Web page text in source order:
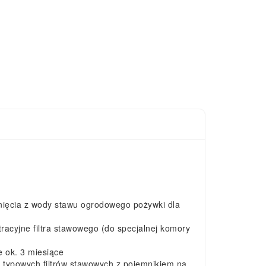
z wody stawu ogrodowego pożywki dla
filtra stawowego (do specjalnej komory
ok. 3 miesiące
filtrów stawowych z pojemnikiem na